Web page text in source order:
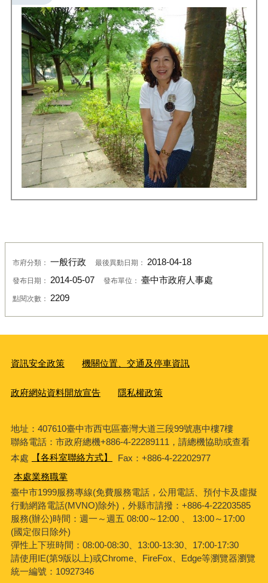
市府分類： 一般行政 最後異動日期： 2018-04-18
發布日期： 2014-05-07 發布單位： 臺中市政府人事處
點閱次數： 2209
資訊安全政策 機關位置、交通及停車資訊
政府網站資料開放宣告 隱私權政策
地址：407610臺中市西屯區臺灣大道三段99號惠中樓7樓
聯絡電話：市政府總機+886-4-22289111，請總機協助或查看
本處
【各科室聯絡方式】
Fax：+886-4-22202977
本處業務職掌
臺中市1999服務專線(免費服務電話，公用電話、預付卡及虛擬
行動網路電話(MVNO)除外)，外縣市請撥：+886-4-22203585
服務(辦公)時間：週一～週五 08:00～12:00 、 13:00～17:00
(國定假日除外)
彈性上下班時間：08:00-08:30、13:00-13:30、17:00-17:30
請使用IE(第9版以上)或Chrome、FireFox、Edge等瀏覽器瀏覽
統一編號：10927346